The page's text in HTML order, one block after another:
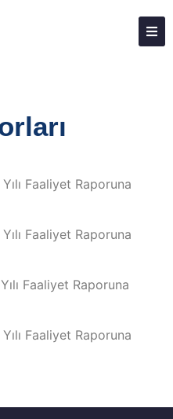
Faaliyet Raporuna
Faaliyet Raporuna
Faaliyet Raporuna
Faaliyet Raporuna